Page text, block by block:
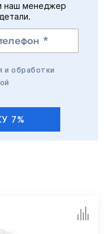
наш менеджер
и обработки
7%